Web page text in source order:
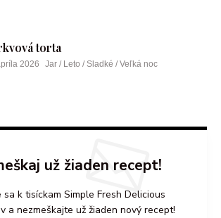
torta
2026 Jar / Leto / Sladké / Veľká noc
už žiaden recept!
sa k tisíckam Simple Fresh Delicious
a nezmeškajte už žiaden nový recept!